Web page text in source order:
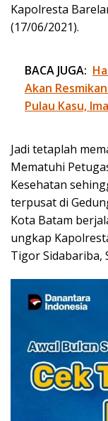
Kapolresta
(17/06/2021).
BACA JUGA:
Akan
Pulau Kasu,
Jadi tetaplah
Mematuhi
Kesehatan
terpusat di
Kota Batam
ungkap
Tigor Sidabariba,